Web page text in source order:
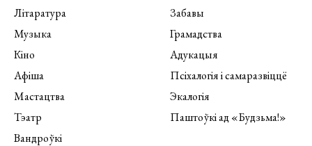
Літаратура
Музыка
Кіно
Афіша
Мастацтва
Тэатр
Вандроўкі
Забавы
Грамадства
Адукацыя
Псіхалогія і самаразвіццё
Экалогія
Паштоўкі ад «Будзьма!»